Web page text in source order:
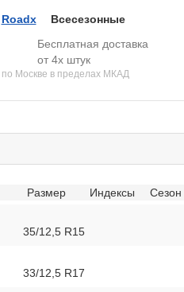
Roadx
Всесезонные
Бесплатная доставка
от 4х штук
по Москве в пределах МКАД
Размер Индексы Сезон
35/12,5 R15
33/12,5 R17